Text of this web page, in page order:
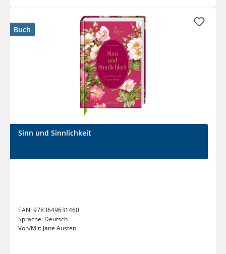
Buch
Sinn und Sinnlichkeit
EAN:9783649631460
Sprache: Deutsch
Von/Mit: Jane Austen